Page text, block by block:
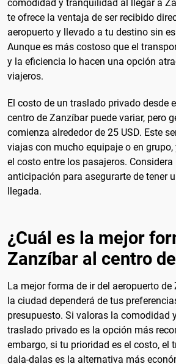
comodidad y tranquilidad al llegar a
te ofrece la ventaja de ser recibido
aeropuerto y llevado a tu destino sin
Aunque es más costoso que el
y la eficiencia lo hacen una opción
viajeros.
El costo de un traslado privado desde
centro de Zanzíbar puede variar, pero
comienza alrededor de 25 USD. Este
viajas con mucho equipaje o en
el costo entre los pasajeros. Considera
anticipación para asegurarte de tener
llegada.
¿Cuál es la mejor
Zanzíbar al centro
La mejor forma de ir del aeropuerto
la ciudad dependerá de tus
presupuesto. Si valoras la comodidad
traslado privado es la opción más
embargo, si tu prioridad es el costo, el
dala-dalas es la alternativa más